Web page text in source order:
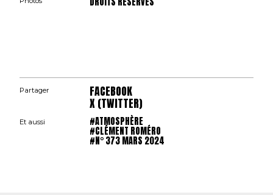
Partager FACEBOOK
X (TWITTER)
Et aussi #ATMOSPHÈRE
#CLÉMENT ROMÉRO
#N° 373 MARS 2024